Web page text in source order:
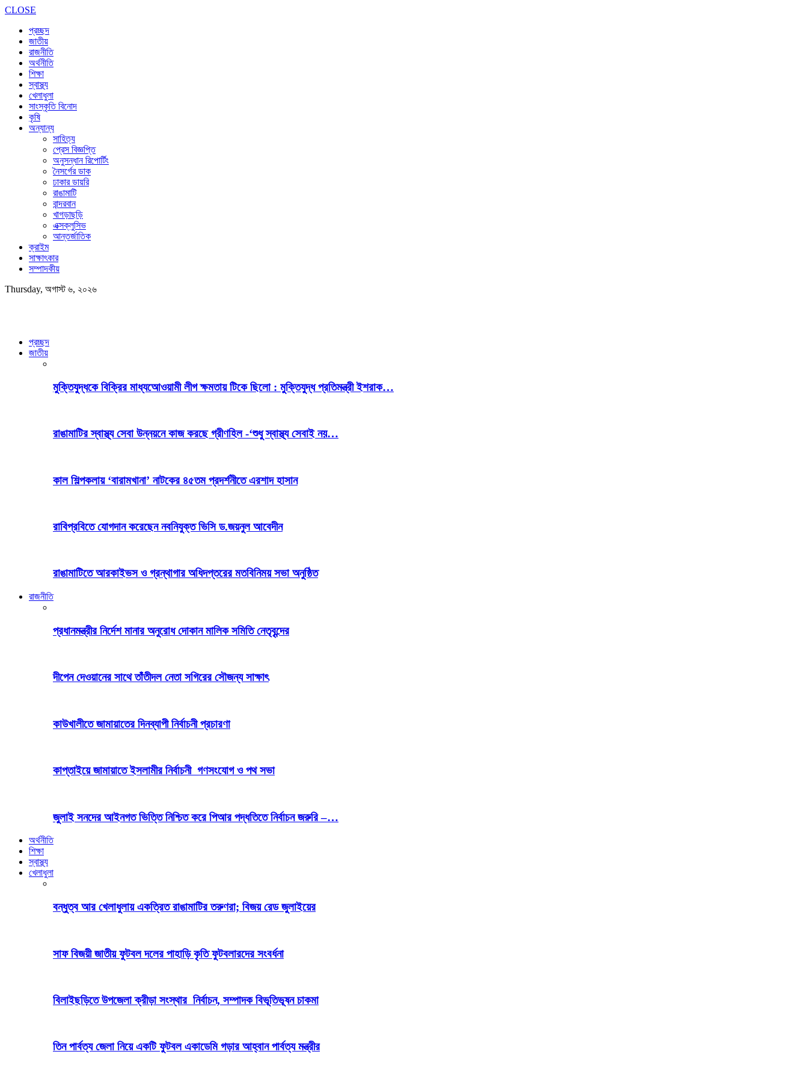
CLOSE
প্রচ্ছদ
জাতীয়
রাজনীতি
অর্থনীতি
শিক্ষা
স্বাস্থ্য
খেলাধুলা
সাংস্কৃতি বিনোদ
কৃষি
অন্যান্য
সাহিত্য
প্রেস বিজ্ঞপ্তি
অনুসন্ধান রিপোর্টিং
নৈসর্গের ডাক
ঢাকার ডায়রি
রাঙামাটি
বান্দরবান
খাগড়াছড়ি
এক্সক্লুসিভ
আন্তর্জাতিক
ক্রাইম
সাক্ষাৎকার
সম্পাদকীয়
Thursday, অগাস্ট ৬, ২০২৬
প্রচ্ছদ
জাতীয়
মুক্তিযুদ্ধকে বিক্রির মাধ্যআেওয়ামী লীগ ক্ষমতায় টিকে ছিলো : মুক্তিযুদ্ধ প্রতিমন্ত্রী ইশরাক…
রাঙামাটির স্বাস্থ্য সেবা উন্নয়নে কাজ করছে গ্রীণহিল -‘শুধু স্বাস্থ্য সেবাই নয়…
কাল শিল্পকলায় ‘বারামখানা’ নাটকের ৪৫তম প্রদর্শনীতে এরশাদ হাসান
রাবিপ্রবিতে যোগদান করেছেন নবনিযুক্ত ভিসি ড.জয়নুল আবেদীন
রাঙামাটিতে আরকাইভস ও গ্রন্থাগার অধিদপ্তরের মতবিনিময় সভা অনুষ্ঠিত
রাজনীতি
প্রধানমন্ত্রীর নির্দেশ মানার অনুরোধ দোকান মালিক সমিতি নেতৃবৃন্দের
দীপেন দেওয়ানের সাথে তাঁতীদল নেতা সগিরের সৌজন্য সাক্ষাৎ
কাউখালীতে জামায়াতের দিনব্যাপী নির্বাচনী প্রচারণা
কাপ্তাইয়ে জামায়াতে ইসলামীর নির্বাচনী গণসংযোগ ও পথ সভা
জুলাই সনদের আইনগত ভিত্তি নিশ্চিত করে পিআর পদ্ধতিতে নির্বাচন জরুরি –…
অর্থনীতি
শিক্ষা
স্বাস্থ্য
খেলাধুলা
বন্ধুত্ব আর খেলাধুলায় একত্রিত রাঙামাটির তরুণরা; বিজয় রেড জুলাইয়ের
সাফ বিজয়ী জাতীয় ফুটবল দলের পাহাড়ি কৃতি ফুটবলারদের সংবর্ধনা
বিলাইছড়িতে উপজেলা ক্রীড়া সংস্থার নির্বাচন, সম্পাদক বিভূতিভূষন চাকমা
তিন পার্বত্য জেলা নিয়ে একটি ফুটবল একাডেমি গড়ার আহ্বান পার্বত্য মন্ত্রীর